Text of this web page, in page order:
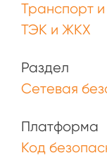
Транспорт и
ТЭК и ЖКХ
Раздел
Сетевая
Платформа
Код